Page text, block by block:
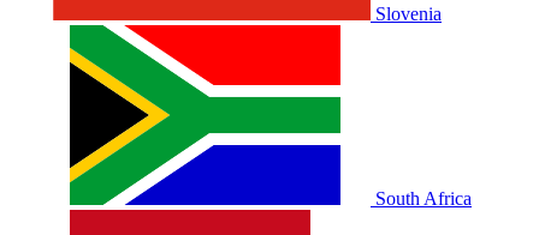
Slovenia
South Africa